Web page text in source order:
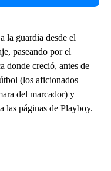
la guardia desde el
paseando por el
donde creció, antes de
(los aficionados
del marcador) y
las páginas de Playboy.